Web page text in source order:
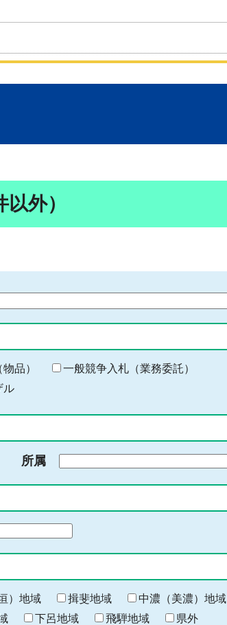
外）
品）
一般競争入札（業務委託）
ル
所属
）地域 揖斐地域 中濃（美濃）地域
下呂地域 飛騨地域 県外